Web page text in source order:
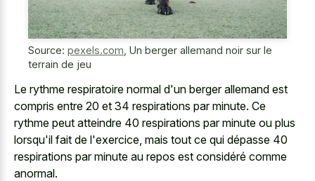
Source: pexels.com, Un berger allemand noir sur le
terrain de jeu
Le rythme respiratoire normal d'un berger allemand est
compris entre 20 et 34 respirations par minute. Ce
rythme peut atteindre 40 respirations par minute ou plus
lorsqu'il fait de l'exercice, mais tout ce qui dépasse 40
respirations par minute au repos est considéré comme
anormal.